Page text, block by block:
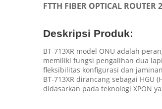
FTTH FIBER OPTICAL
Deskripsi Produk:
BT-713XR model ONU adalah
memiliki fungsi pengalihan dua
fleksibilitas konfigurasi dan
BT-713XR dirancang sebagai HGU
didasarkan pada teknologi XPON